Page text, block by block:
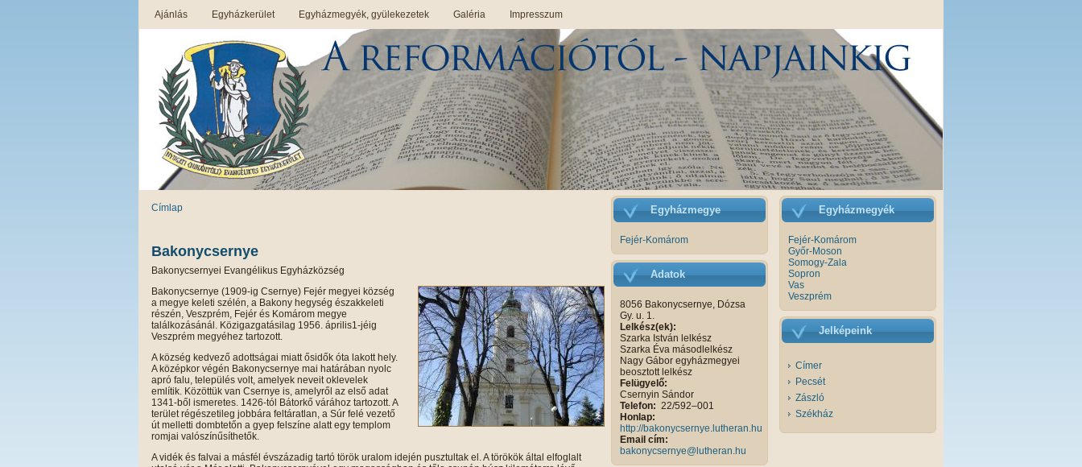
Ajánlás Egyházkerület Egyházmegyék, gyülekezetek Galéria Impresszum
Címlap
Bakonycsernye
Bakonycsernyei Evangélikus Egyházközség
Bakonycsernye (1909-ig Csernye) Fejér megyei község
a megye keleti szélén, a Bakony hegység északkeleti
részén, Veszprém, Fejér és Komárom megye
találkozásánál. Közigazgatásilag 1956. április1-jéig
Veszprém megyéhez tartozott.
A község kedvező adottságai miatt ősidők óta lakott hely.
A középkor végén Bakonycsernye mai határában nyolc
apró falu, település volt, amelyek neveit oklevelek
említik. Közöttük van Csernye is, amelyről az első adat
1341-ből ismeretes. 1426-tól Bátorkő várához tartozott. A
terület régészetileg jobbára feltáratlan, a Súr felé vezető
út melletti dombtetőn a gyep felszíne alatt egy templom
romjai valószínűsíthetők.
A vidék és falvai a másfél évszázadig tartó török uralom idején pusztultak el. A törökök által elfoglalt
Egyházmegye
Fejér-Komárom
Adatok
8056 Bakonycsernye, Dózsa
Gy. u. 1.
Lelkész(ek):
Szarka István lelkész
Szarka Éva másodlelkész
Nagy Gábor egyházmegyei
beosztott lelkész
Felügyelő:
Csernyin Sándor
Telefon: 22/592–001
Honlap:
http://bakonycsernye.lutheran.hu
Email cím:
bakonycsernye@lutheran.hu
Egyházmegyék
Fejér-Komárom
Győr-Moson
Somogy-Zala
Sopron
Vas
Veszprém
Jelképeink
Címer
Pecsét
Zászló
Székház